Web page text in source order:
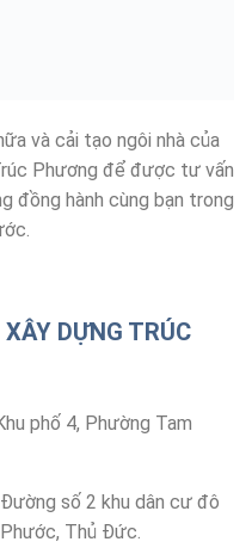
và cải tạo ngôi nhà của
Phương để được tư vấn
đồng hành cùng bạn trong
DỰNG TRÚC
phố 4, Phường Tam
số 2 khu dân cư đô
Thủ Đức.